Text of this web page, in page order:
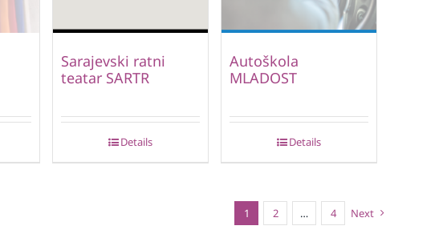
Sarajevski ratni
teatar SARTR
Details
Autoškola
MLADOST
Details
1 2 … 4 Next